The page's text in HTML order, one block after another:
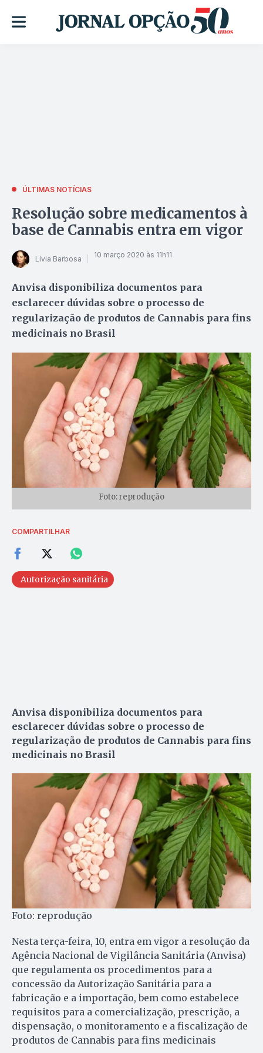
ÚLTIMAS NOTÍCIAS
Resolução sobre medicamentos à
base de Cannabis entra em vigor
Lívia Barbosa 10 março 2020 às 11h11
Anvisa disponibiliza documentos para
esclarecer dúvidas sobre o processo de
regularização de produtos de Cannabis para fins
medicinais no Brasil
Foto: reprodução
COMPARTILHAR
Autorização sanitária
Anvisa disponibiliza documentos para
esclarecer dúvidas sobre o processo de
regularização de produtos de Cannabis para fins
medicinais no Brasil
Foto: reprodução
Nesta terça-feira, 10, entra em vigor a resolução da
Agência Nacional de Vigilância Sanitária (Anvisa)
que regulamenta os procedimentos para a
concessão da Autorização Sanitária para a
fabricação e a importação, bem como estabelece
requisitos para a comercialização, prescrição, a
dispensação, o monitoramento e a fiscalização de
produtos de Cannabis para fins medicinais